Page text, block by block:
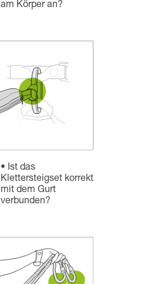
am Körper an?
Ist das
Klettersteigset korrekt
mit dem Gurt
verbunden?